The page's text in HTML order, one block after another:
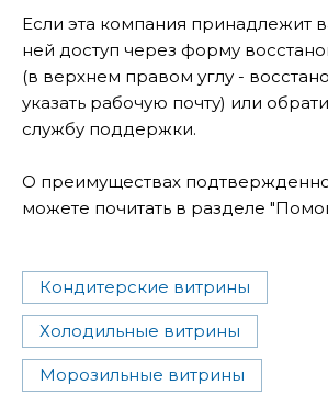
Если эта компания принадлежит
ней доступ через форму
(в верхнем правом углу -
указать рабочую почту) или
службу поддержки.
О преимуществах
можете почитать в разделе
Кондитерские витрины
Холодильные витрины
Морозильные витрины